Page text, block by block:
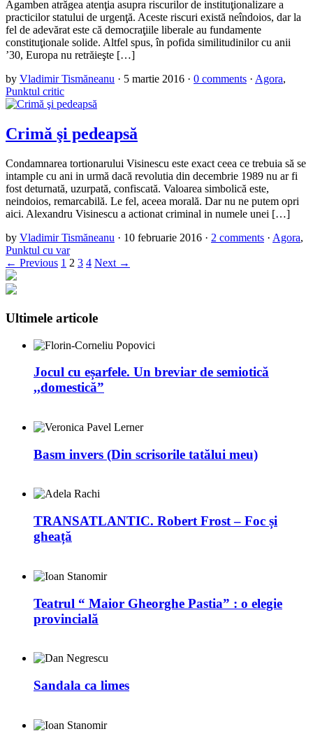
Agamben atrăgea atenţia asupra riscurilor de instituţionalizare a
practicilor statului de urgenţă. Aceste riscuri există neîndoios, dar la
fel de adevărat este că democraţiile liberale au fundamente
constituţionale solide. Altfel spus, în pofida similitudinilor cu anii
’30, Europa nu retrăieşte […]
by Vladimir Tismăneanu · 5 martie 2016 · 0 comments · Agora,
Punktul critic
Crimă şi pedeapsă
Condamnarea tortionarului Visinescu este exact ceea ce trebuia să se
intample cu ani in urmă dacă revolutia din decembrie 1989 nu ar fi
fost deturnată, uzurpată, confiscată. Valoarea simbolică este,
neindoios, remarcabilă. Le fel, aceea morală. Dar nu ne putem opri
aici. Alexandru Visinescu a actionat criminal in numele unei […]
by Vladimir Tismăneanu · 10 februarie 2016 · 2 comments · Agora,
Punktul cu var
← Previous 1 2 3 4 Next →
Ultimele articole
Jocul cu eșarfele. Un breviar de semiotică
,,domestică”
Basm invers (Din scrisorile tatălui meu)
TRANSATLANTIC. Robert Frost – Foc și
gheață
Teatrul “ Maior Gheorghe Pastia” : o elegie
provincială
Sandala ca limes